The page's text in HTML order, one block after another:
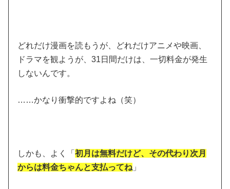
どれだけ漫画を読もうが、どれだけアニメや映画、
ドラマを観ようが、31日間だけは、一切料金が発生
しないんです。
……かなり衝撃的ですよね（笑）
しかも、よく「初月は無料だけど、その代わり次月
からは料金ちゃんと支払ってね 」